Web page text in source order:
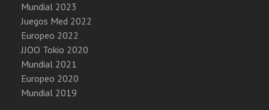
Mundial 2023
Juegos Med 2022
Europeo 2022
JJOO Tokio 2020
Mundial 2021
Europeo 2020
Mundial 2019